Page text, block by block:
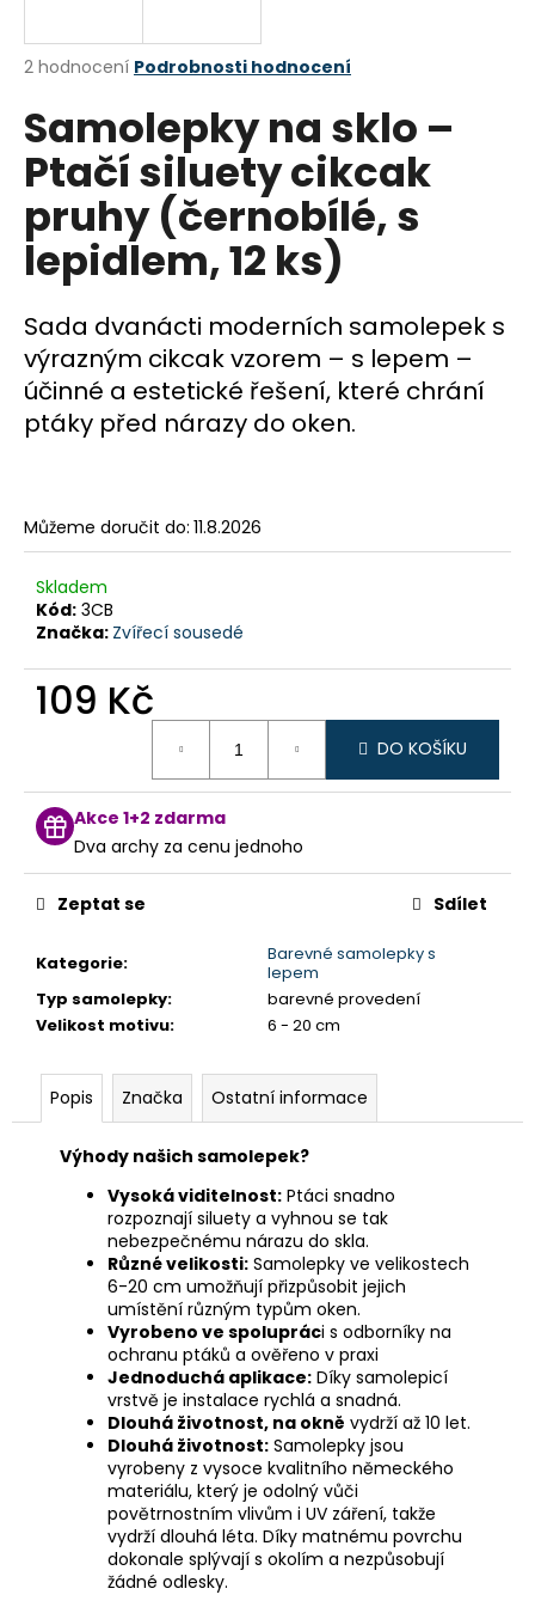
Průměrné
produktu
je
5,0
5
hvězdiček.
2 hodnocení Podrobnosti hodnocení
Samolepky na sklo –
Ptačí siluety cikcak
pruhy (černobílé, s
lepidlem, 12 ks)
Sada dvanácti moderních samolepek s
výrazným cikcak vzorem – s lepem –
účinné a estetické řešení, které chrání
ptáky před nárazy do oken.
Můžeme doručit do: 11.8.2026
Skladem
Kód: 3CB
Značka: Zvířecí sousedé
109 Kč
DO KOŠÍKU
Akce 1+2 zdarma
Dva archy za cenu jednoho
Kategorie:
Barevné samolepky s
lepem
Typ samolepky:
barevné provedení
Velikost motivu: 6 - 20 cm
Zeptat se Sdílet
Popis Značka Ostatní informace
Výhody našich samolepek?
Vysoká viditelnost: Ptáci snadno
rozpoznají siluety a vyhnou se tak
nebezpečnému nárazu do skla.
Různé velikosti: Samolepky ve velikostech
6-20 cm umožňují přizpůsobit jejich
umístění různým typům oken.
Vyrobeno ve spolupráci s odborníky na
ochranu ptáků a ověřeno v praxi
Jednoduchá aplikace: Díky samolepicí
vrstvě je instalace rychlá a snadná.
Dlouhá životnost, na okně vydrží až 10 let.
Dlouhá životnost: Samolepky jsou
vyrobeny z vysoce kvalitního německého
materiálu, který je odolný vůči
povětrnostním vlivům i UV záření, takže
vydrží dlouhá léta. Díky matnému povrchu
dokonale splývají s okolím a nezpůsobují
žádné odlesky.
j
t
?
HLEDAT
D
o
p
u
č
e
m
e